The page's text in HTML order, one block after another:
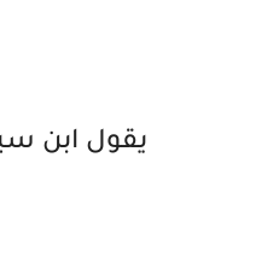
يقول ابن